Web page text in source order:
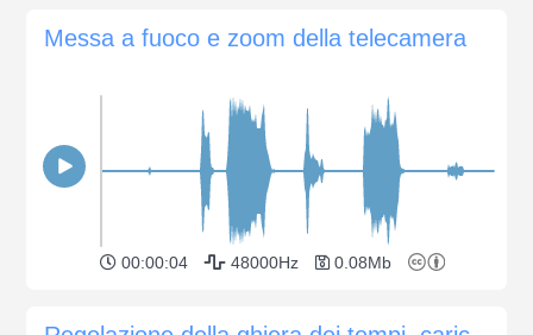
Messa a fuoco e zoom della telecamera
00:00:04 48000Hz 0.08Mb